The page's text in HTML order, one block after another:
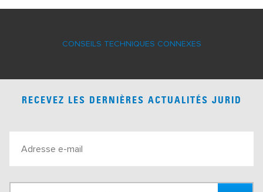
CONSEILS TECHNIQUES CONNEXES
RECEVEZ LES DERNIÈRES ACTUALITÉS JURID